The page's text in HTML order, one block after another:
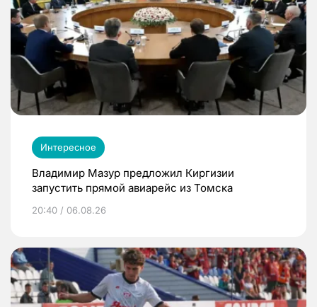
Интересное
Владимир Мазур предложил Киргизии
запустить прямой авиарейс из Томска
20:40 / 06.08.26